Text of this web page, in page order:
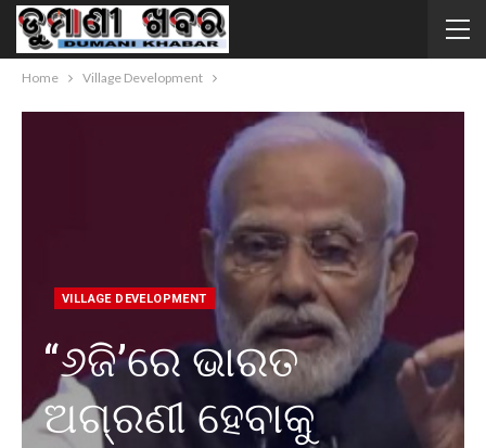
Home Village Development
VILLAGE DEVELOPMENT
“୬ଜି’ରେ ଭାରତ
ଅଗ୍ରଣୀ ହେବାକୁ